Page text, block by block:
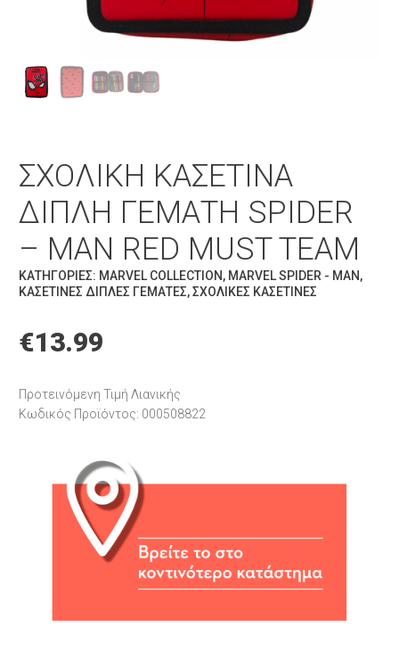
ΣΧΟΛΙΚΉ ΚΑΣΕΤΊΝΑ
ΔΙΠΛΉ ΓΕΜΆΤΗ SPIDER
– MAN RED MUST TEAM
ΚΑΤΗΓΟΡΊΕΣ: MARVEL COLLECTION, MARVEL SPIDER - MAN,
ΚΑΣΕΤΊΝΕΣ ΔΙΠΛΈΣ ΓΕΜΆΤΕΣ,ΣΧΟΛΙΚΈΣ ΚΑΣΕΤΊΝΕΣ
€13.99
Προτεινόμενη Τιμή Λιανικής
Κωδικός Προϊόντος: 000508822